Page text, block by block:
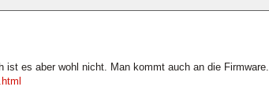
ist es aber wohl nicht. Man kommt auch an die Firmware.